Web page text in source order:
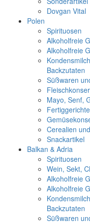
Dovgan Vital
Polen
Spirituosen
Alkoholfreie
Alkoholfreie
Backzutaten
Süßwaren
Mayo, Senf,
Fertiggerichte
Cerealien
Snackartikel
Balkan & Adria
Spirituosen
Wein, Sekt,
Alkoholfreie
Alkoholfreie
Backzutaten
Süßwaren